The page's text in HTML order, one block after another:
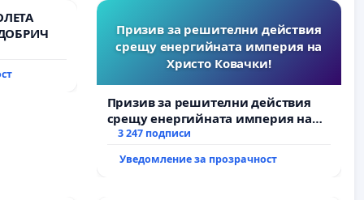
Призив за решителни действия
срещу енергийната империя на
Христо Ковачки!
Призив за решителни действия
срещу енергийната империя на
Христо Ковачки!
3 247 подписи
Уведомление за прозрачност